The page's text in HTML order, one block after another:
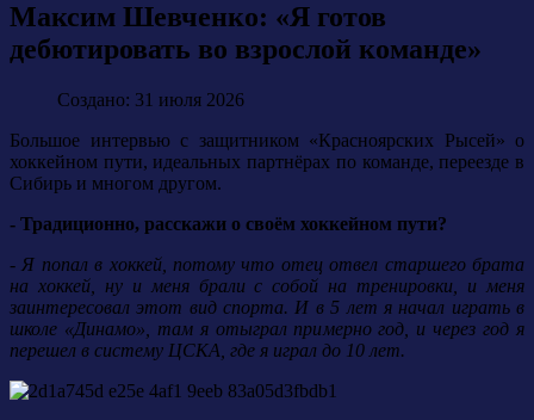
Максим Шевченко: «Я готов
дебютировать во взрослой команде»
Создано: 31 июля 2026
Большое интервью с защитником «Красноярских Рысей» о
хоккейном пути, идеальных партнёрах по команде, переезде в
Сибирь и многом другом.
- Традиционно, расскажи о своём хоккейном пути?
- Я попал в хоккей, потому что отец отвел старшего брата
на хоккей, ну и меня брали с собой на тренировки, и меня
заинтересовал этот вид спорта. И в 5 лет я начал играть в
школе «Динамо», там я отыграл примерно год, и через год я
перешел в систему ЦСКА, где я играл до 10 лет.